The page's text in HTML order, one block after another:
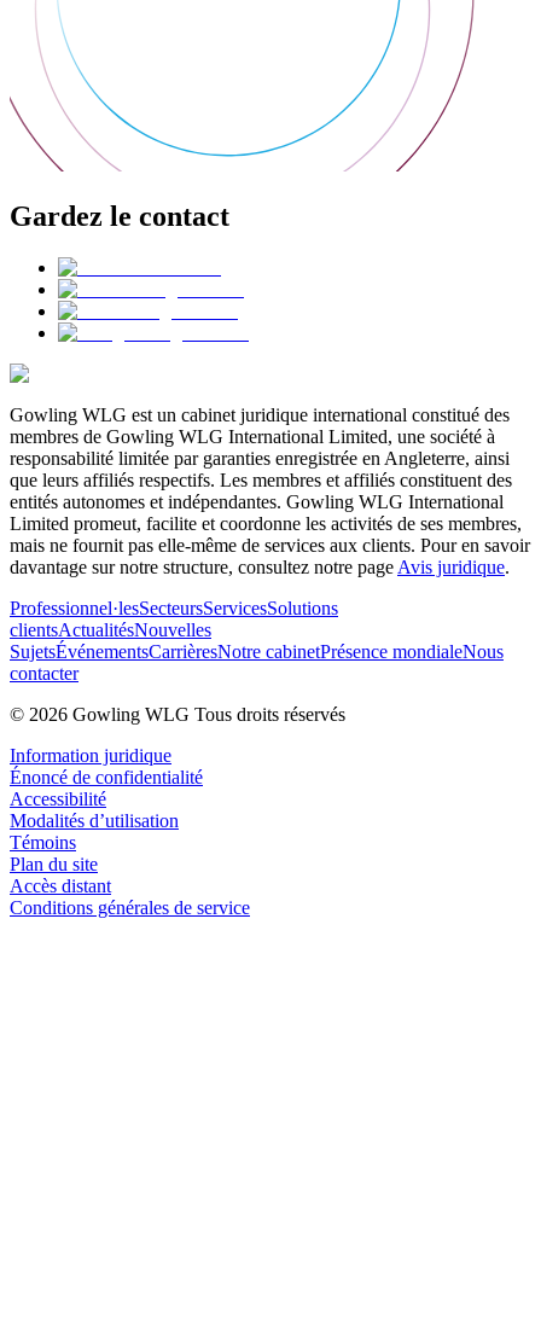
Gardez le contact
Gowling WLG est un cabinet juridique international constitué des
membres de Gowling WLG International Limited, une société à
responsabilité limitée par garanties enregistrée en Angleterre, ainsi
que leurs affiliés respectifs. Les membres et affiliés constituent des
entités autonomes et indépendantes. Gowling WLG International
Limited promeut, facilite et coordonne les activités de ses membres,
mais ne fournit pas elle-même de services aux clients. Pour en savoir
davantage sur notre structure, consultez notre page Avis juridique.
Professionnel·lesSecteursServicesSolutions
clientsActualitésNouvelles
SujetsÉvénementsCarrièresNotre cabinetPrésence mondialeNous
contacter
© 2026 Gowling WLG Tous droits réservés
Information juridique
Énoncé de confidentialité
Accessibilité
Modalités d’utilisation
Témoins
Plan du site
Accès distant
Conditions générales de service